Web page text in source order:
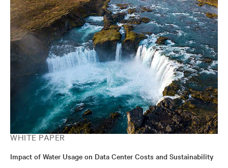
WHITE PAPER
Impact of Water Usage on Data Center Costs and Sustainability